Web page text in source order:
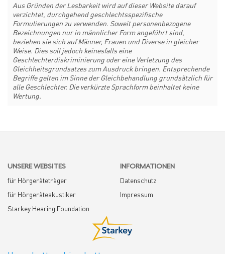
Aus Gründen der Lesbarkeit wird auf dieser Website darauf
verzichtet, durchgehend geschlechtsspezifische
Formulierungen zu verwenden. Soweit personenbezogene
Bezeichnungen nur in männlicher Form angeführt sind,
beziehen sie sich auf Männer, Frauen und Diverse in gleicher
Weise. Dies soll jedoch keinesfalls eine
Geschlechterdiskriminierung oder eine Verletzung des
Gleichheitsgrundsatzes zum Ausdruck bringen. Entsprechende
Begriffe gelten im Sinne der Gleichbehandlung grundsätzlich für
alle Geschlechter. Die verkürzte Sprachform beinhaltet keine
Wertung.
UNSERE WEBSITES
für Hörgeräteträger
für Hörgeräteakustiker
Starkey Hearing Foundation
INFORMATIONEN
Datenschutz
Impressum